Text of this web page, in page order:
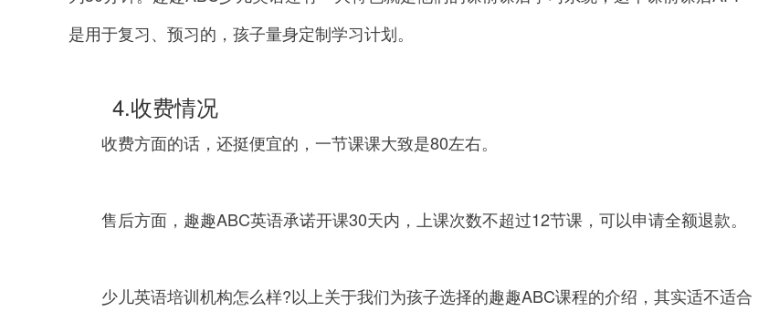
是用于复习、预习的，孩子量身定制学习计划。
4.收费情况
收费方面的话，还挺便宜的，一节课课大致是80左右。
售后方面，趣趣ABC英语承诺开课30天内，上课次数不超过12节课，可以申请全额退款。
少儿英语培训机构怎么样?以上关于我们为孩子选择的趣趣ABC课程的介绍，其实适不适合